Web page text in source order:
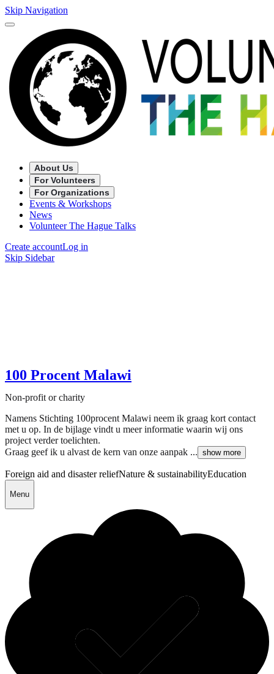
Skip Navigation
About Us
For Volunteers
For Organizations
Events & Workshops
News
Volunteer The Hague Talks
Create accountLog in
Skip Sidebar
100 Procent Malawi
Non-profit or charity
Namens Stichting 100procent Malawi neem ik graag kort contact
met u op. In de bijlage vindt u meer informatie waarin wij ons
project verder toelichten.
Graag geef ik u alvast de kern van onze aanpak ... show more
Foreign aid and disaster reliefNature & sustainabilityEducation
Menu